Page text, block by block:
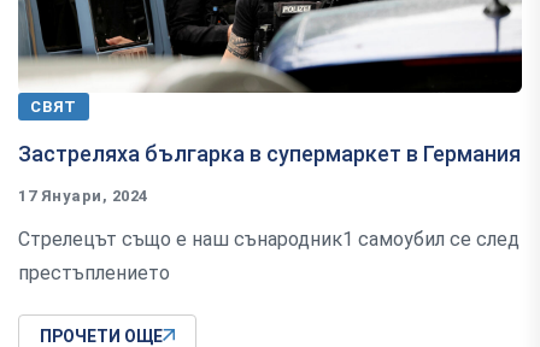
СВЯТ
Застреляха българка в супермаркет в Германия
17 Януари, 2024
Стрелецът също е наш сънародник1 самоубил се след
престъплението
ПРОЧЕТИ ОЩЕ